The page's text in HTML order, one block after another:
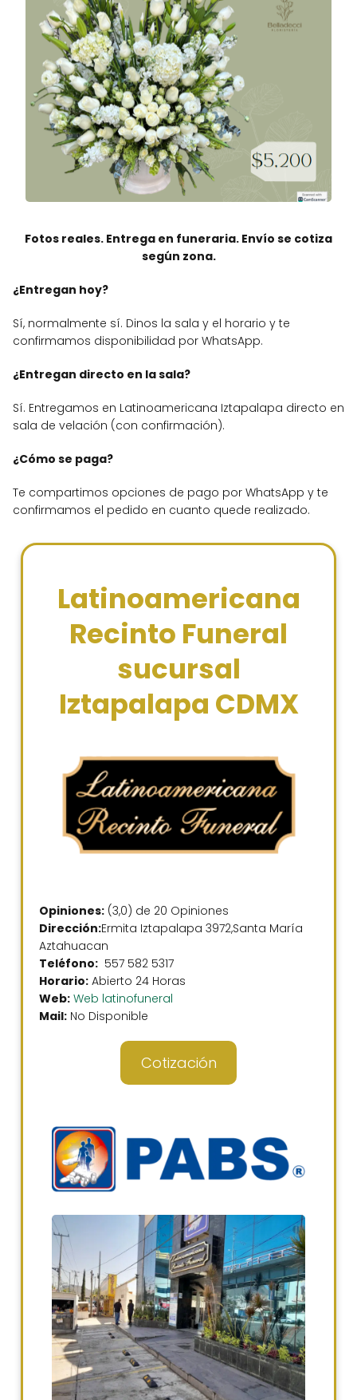
Fotos reales. Entrega en funeraria. Envío se cotiza
según zona.
¿Entregan hoy?
Sí, normalmente sí. Dinos la sala y el horario y te
confirmamos disponibilidad por WhatsApp.
¿Entregan directo en la sala?
Sí. Entregamos en Latinoamericana Iztapalapa directo en
sala de velación (con confirmación).
¿Cómo se paga?
Te compartimos opciones de pago por WhatsApp y te
confirmamos el pedido en cuanto quede realizado.
Latinoamericana
Recinto Funeral
sucursal
Iztapalapa CDMX
Opiniones: (3,0) de 20 Opiniones
Dirección:Ermita Iztapalapa 3972,Santa María
Aztahuacan
Teléfono: 557 582 5317
Horario: Abierto 24 Horas
Web: Web latinofuneral
Mail: No Disponible
Cotización